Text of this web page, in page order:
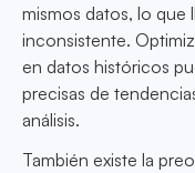
mismos datos, lo que
inconsistente.
en datos históricos
precisas de
análisis.
También existe la